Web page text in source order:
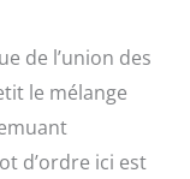
de l’union des
le mélange
d’ordre ici est